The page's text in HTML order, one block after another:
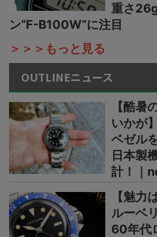
重さ
ン“F-B100W”に注目
＞＞＞もっと見る
OUTLINEニュース
【酷暑
いかが
ベゼル
日本製
計！｜
【魅力
ルーベ
60年代